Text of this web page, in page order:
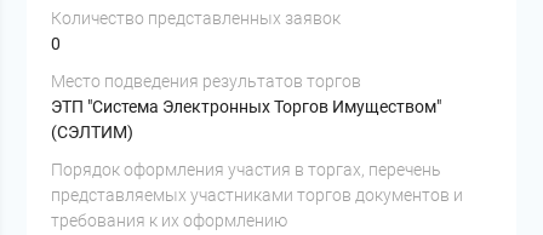
Количество представленных заявок
0
Место подведения результатов торгов
ЭТП "Система Электронных Торгов Имуществом"
(СЭЛТИМ)
Порядок оформления участия в торгах, перечень
представляемых участниками торгов документов и
требования к их оформлению